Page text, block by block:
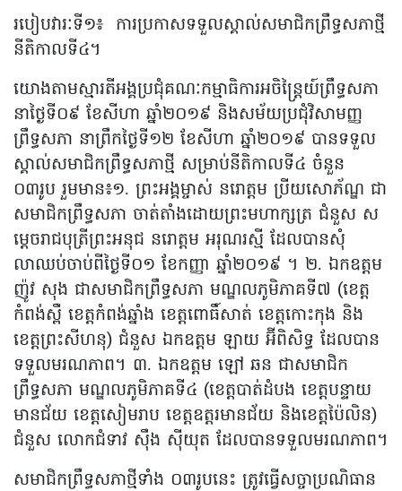
របៀបវារៈទី១៖ ការប្រកាសទទួលស្គាល់សមាជិកព្រឹទ្ធសភាថ្មី
នីតិកាលទី៤។
យោងតាមស្មារតីអង្គប្រជុំគណៈកម្មាធិការអចិន្ត្រៃយ៍ព្រឹទ្ធសភា
នាថ្ងៃទី០៩ ខែសីហា ឆ្នាំ២០១៩ និងសម័យប្រជុំវិសាមញ្ញ
ព្រឹទ្ធសភា នាព្រឹកថ្ងៃទី១២ ខែសីហា ឆ្នាំ២០១៩ បានទទួល
ស្គាល់សមាជិកព្រឹទ្ធសភាថ្មី សម្រាប់នីតិកាលទី៤ ចំនួន
០៣រូប រួមមាន៖១. ព្រះអង្គម្ចាស់ នរោត្តម ប្រីយសោភ័ណ្ឌ ជា
សមាជិកព្រឹទ្ធសភា ចាត់តាំងដោយព្រះមហាក្សត្រ ជំនួស ស
ម្តេចរាជបុត្រីព្រះអនុជ នរោត្តម អរុណរស្មី ដែលបានសុំ
លាឈប់ចាប់ពីថ្ងៃទី០១ ខែកញ្ញា ឆ្នាំ២០១៩ ។ ២. ឯកឧត្តម
ញ៉ូវ សុង ជាសមាជិកព្រឹទ្ធសភា មណ្ឌលភូមិភាគទី៧ (ខេត្ត
កំពង់ស្ពឺ ខេត្តកំពង់ឆ្នាំង ខេត្តពោធិ៍សាត់ ខេត្តកោះកុង និង
ខេត្តព្រះសីហនុ) ជំនួស ឯកឧត្តម ឡាយ អ៊ីពិសិទ្ធ ដែលបាន
ទទួលមរណភាព។ ៣. ឯកឧត្តម ឡៅ ឆន ជាសមាជិក
ព្រឹទ្ធសភា មណ្ឌលភូមិភាគទី៤ (ខេត្តបាត់ដំបង ខេត្តបន្ទាយ
មានជ័យ ខេត្តសៀមរាប ខេត្តឧត្តរមានជ័យ និងខេត្តប៉ៃលិន)
ជំនួស លោកជំទាវ ស៊ឹង ស៊ីយុត ដែលបានទទួលមរណភាព។
សមាជិកព្រឹទ្ធសភាថ្មីទាំង ០៣រូបនេះ ត្រូវធ្វើសច្ចាប្រណិធាន